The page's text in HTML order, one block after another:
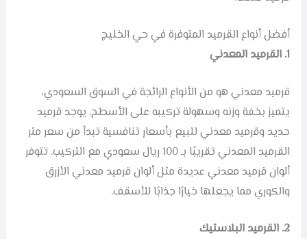
أفضل أنواع القرميد المتوفرة في حي الخليج
1. القرميد المعدني
قرميد معدني هو من الأنواع الرائجة في السوق السعودي،
يتميز بخفة وزنه وسهولة تركيبه على الأسطح. يوجد قرميد
حديد وقرميد معدني للبيع بأسعار تنافسية تبدأ من سعر متر
القرميد المعدني تقريبًا بـ 100 ريال سعودي مع التركيب. تتوفر
ألوان قرميد معدني عديدة مثل ألوان قرميد معدني الأزرق
والكوري مما يجعلها خيارًا جذابًا للأسقف.
2. القرميد البلاستيك